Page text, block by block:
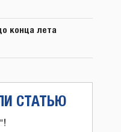
конца лета
СТАТЬЮ